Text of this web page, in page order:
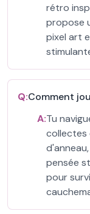
rétro
propose
pixel art
Q:Comment
A:Tu
collectes
pensée
pour